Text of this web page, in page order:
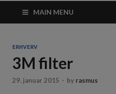
MAIN MENU
ERHVERV
3M filter
29. januar 2015 - by rasmus